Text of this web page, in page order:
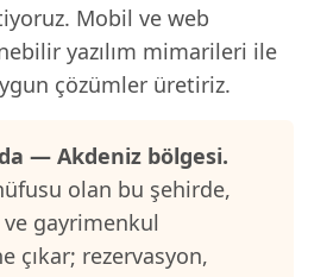
Mobil ve web
yazılım mimarileri ile
çözümler üretiriz.
— Akdeniz bölgesi.
olan bu şehirde,
gayrimenkul
çıkar; rezervasyon,